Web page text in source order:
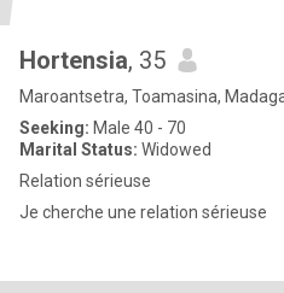
Hortensia, 35
Maroantsetra, Toamasina,
Seeking: Male 40 - 70
Marital Status: Widowed
Relation sérieuse
Je cherche une relation sérieuse